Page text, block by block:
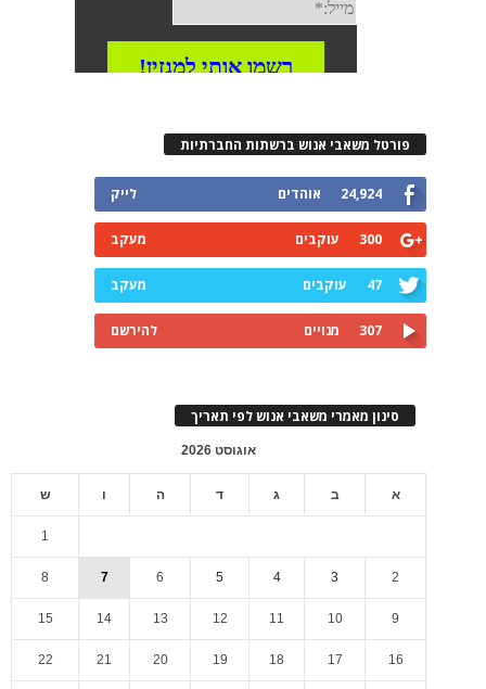
פורטל משאבי אנוש ברשתות החברתיות
24,924 אוהדים לייק
300 עוקבים מעקב
47 עוקבים מעקב
307 מנויים להירשם
סינון מאמרי משאבי אנוש לפי תאריך
אוגוסט 2026
א ב ג ד ה ו ש
1
2
3
4
5
6
7
8
9
10
11
12
13
14
15
16
17
18
19
20
21
22